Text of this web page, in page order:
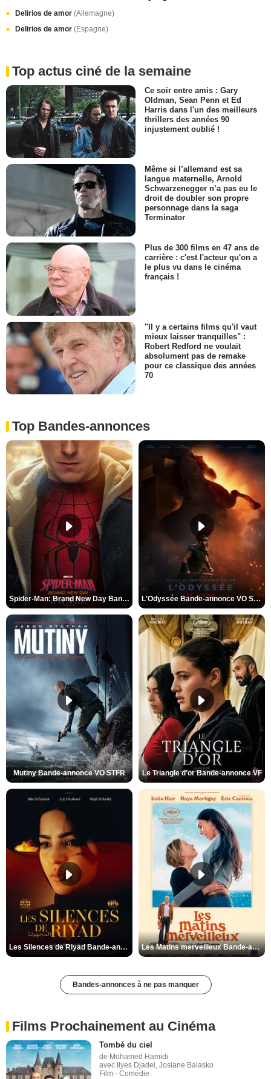
Delirios de amor (Allemagne)
Delirios de amor (Espagne)
Top actus ciné de la semaine
Ce soir entre amis : Gary
Oldman, Sean Penn et Ed
Harris dans l'un des meilleurs
thrillers des années 90
injustement oublié !
Même si l’allemand est sa
langue maternelle, Arnold
Schwarzenegger n’a pas eu le
droit de doubler son propre
personnage dans la saga
Terminator
Plus de 300 films en 47 ans de
carrière : c'est l'acteur qu'on a
le plus vu dans le cinéma
français !
"Il y a certains films qu'il vaut
mieux laisser tranquilles" :
Robert Redford ne voulait
absolument pas de remake
pour ce classique des années
70
Top Bandes-annonces
Spider-Man: Brand New Day Bande-annonce VO STFR L'Odyssée Bande-annonce VO STFR
Mutiny Bande-annonce VO STFR Le Triangle d'or Bande-annonce VF
Les Silences de Riyad Bande-annonce VO STFR Les Matins merveilleux Bande-annonce VF
Bandes-annonces à ne pas manquer
Films Prochainement au Cinéma
Tombé du ciel
de Mohamed Hamidi
avec Ilyes Djadel, Josiane Balasko
Film - Comédie